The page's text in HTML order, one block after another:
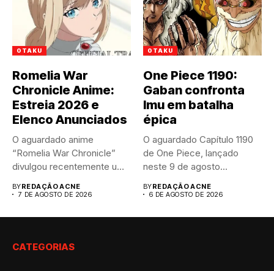
OTAKU
Romelia War
Chronicle Anime:
Estreia 2026 e
Elenco Anunciados
O aguardado anime
“Romelia War Chronicle”
divulgou recentemente um
revelando...
BYREDAÇÃO ACNE
7 DE AGOSTO DE 2026
OTAKU
One Piece 1190:
Gaban confronta
Imu em batalha
épica
O aguardado Capítulo 1190
de One Piece, lançado
neste 9 de agosto...
BYREDAÇÃO ACNE
6 DE AGOSTO DE 2026
CATEGORIAS